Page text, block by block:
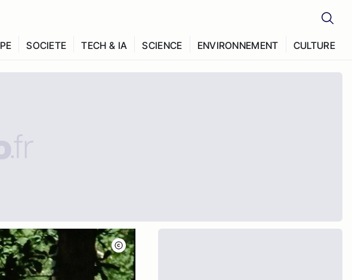
SOCIETE TECH & IA SCIENCE ENVIRONNEMENT CULTURE